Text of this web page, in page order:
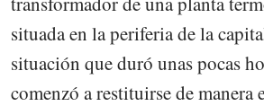
situada en la periferia de la
situación que duró unas pocas
comenzó a restituirse de manera